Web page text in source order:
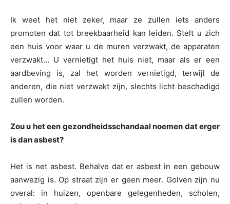
Ik weet het niet zeker, maar ze zullen iets anders
promoten dat tot breekbaarheid kan leiden. Stelt u zich
een huis voor waar u de muren verzwakt, de apparaten
verzwakt… U vernietigt het huis niet, maar als er een
aardbeving is, zal het worden vernietigd, terwijl de
anderen, die niet verzwakt zijn, slechts licht beschadigd
zullen worden.
Zou u het een gezondheidsschandaal noemen dat erger
is dan asbest?
Het is net asbest. Behalve dat er asbest in een gebouw
aanwezig is. Op straat zijn er geen meer. Golven zijn nu
overal: in huizen, openbare gelegenheden, scholen,